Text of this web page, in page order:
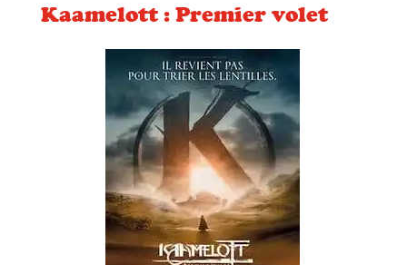
Kaamelott : Premier volet